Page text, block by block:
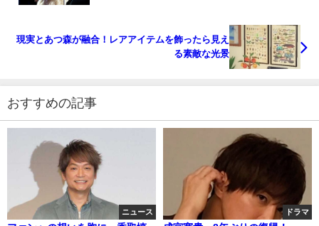
現実とあつ森が融合！レアアイテムを飾ったら見え
る素敵な光景
おすすめの記事
ニュース ドラマ